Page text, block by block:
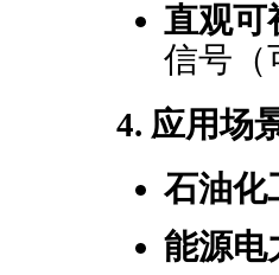
直观可
信号（
4. 应用场
石油化
能源电